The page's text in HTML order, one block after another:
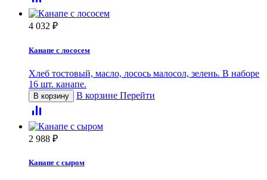
4 032 ₽
Канапе с лососем
Хлеб тостовый, масло, лосось малосол, зелень. В наборе
16 шт. канапе.
В корзину В корзине Перейти
2 988 ₽
Канапе с сыром